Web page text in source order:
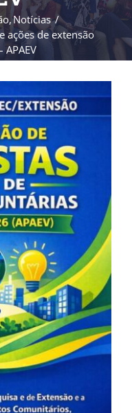
Notícias
ações de extensão